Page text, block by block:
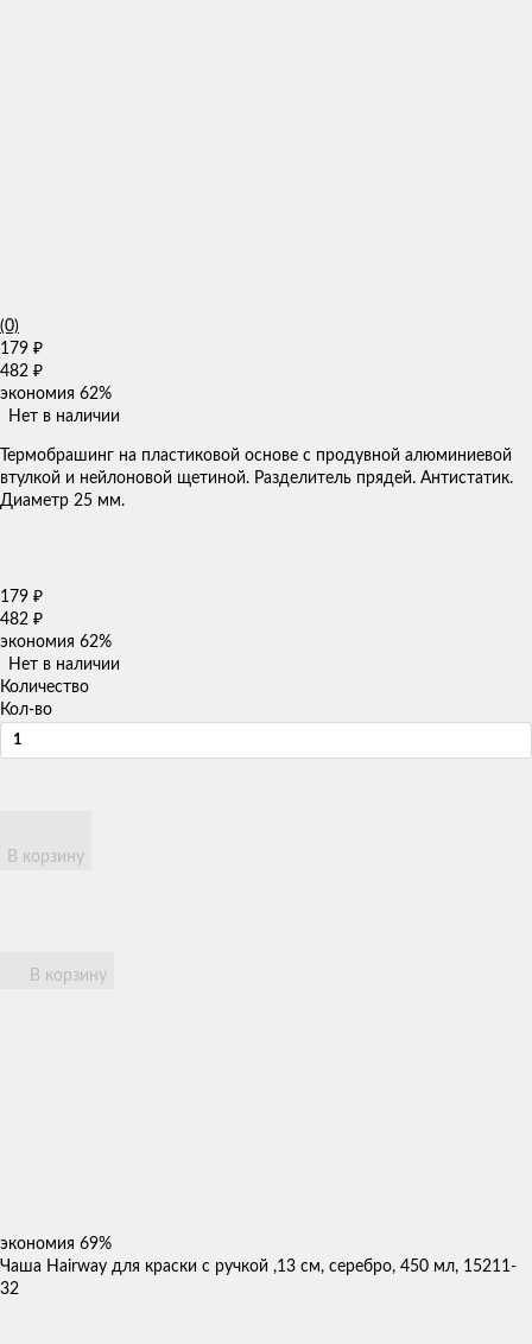
(0)
179 ₽
482 ₽
экономия 62%
Нет в наличии
​Термобрашинг на пластиковой основе с продувной алюминиевой
втулкой и нейлоновой щетиной. Разделитель прядей. Антистатик.
Диаметр 25 мм​​.
179 ₽
482 ₽
экономия 62%
Нет в наличии
Количество
Кол-во
В корзину
В корзину
экономия 69%
Чаша Hairway для краски с ручкой ,13 см, серебро, 450 мл, 15211-
32